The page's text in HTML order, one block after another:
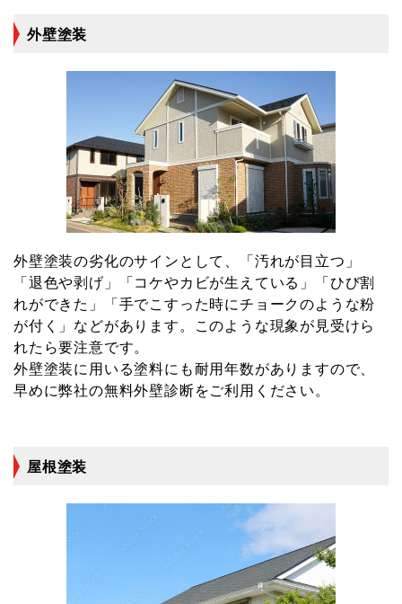
外壁塗装
外壁塗装の劣化のサインとして、「汚れが目立つ」
「退色や剥げ」「コケやカビが生えている」「ひび割
れができた」「手でこすった時にチョークのような粉
が付く」などがあります。このような現象が見受けら
れたら要注意です。
外壁塗装に用いる塗料にも耐用年数がありますので、
早めに弊社の無料外壁診断をご利用ください。
屋根塗装